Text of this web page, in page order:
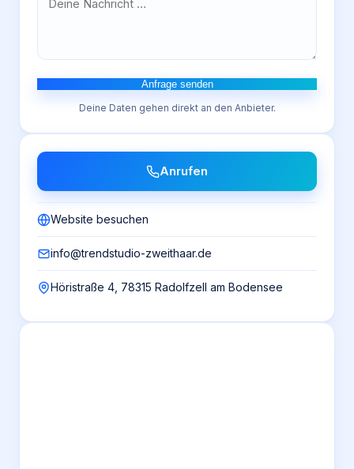
Anfrage senden
Deine Daten gehen direkt an den Anbieter.
Anrufen
Website besuchen
info@trendstudio-zweithaar.de
Höristraße 4, 78315 Radolfzell am Bodensee